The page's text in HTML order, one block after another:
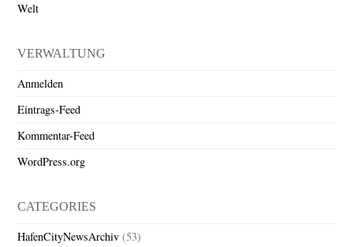
Welt
VERWALTUNG
Anmelden
Eintrags-Feed
Kommentar-Feed
WordPress.org
CATEGORIES
HafenCityNewsArchiv (53)